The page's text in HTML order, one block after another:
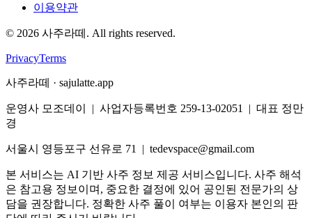
이용약관
© 2026 사주라떼. All rights reserved.
PrivacyTerms
사주라떼 · sajulatte.app
운영사 모조데이 | 사업자등록번호 259-13-02051 | 대표 정만
경
서울시 영등포구 선유로 71 | tedevspace@gmail.com
본 서비스는 AI 기반 사주 정보 제공 서비스입니다. 사주 해석
은 참고용 정보이며, 중요한 결정에 있어 공인된 전문가의 상
담을 권장합니다. 정확한 사주 풀이 여부는 이용자 본인의 판